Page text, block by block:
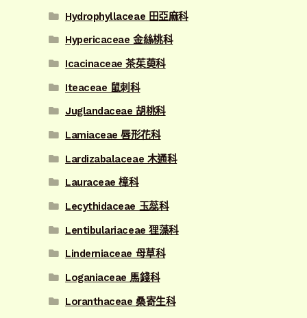
Hydrophyllaceae 田亞麻科
Hypericaceae 金絲桃科
Icacinaceae 茶茱萸科
Iteaceae 鼠刺科
Juglandaceae 胡桃科
Lamiaceae 唇形花科
Lardizabalaceae 木通科
Lauraceae 樟科
Lecythidaceae 玉蕊科
Lentibulariaceae 狸藻科
Linderniaceae 母草科
Loganiaceae 馬錢科
Loranthaceae 桑寄生科